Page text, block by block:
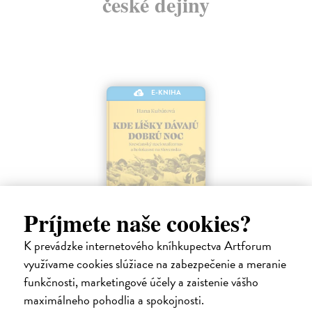
Príjmete naše cookies?
K prevádzke internetového kníhkupectva Artforum
využívame cookies slúžiace na zabezpečenie a meranie
funkčnosti, marketingové účely a zaistenie vášho
maximálneho pohodlia a spokojnosti.
E-KNIHA
Kde líšky dávajú dobrú noc
Kubátová Hana| Elektronická kniha
V prvých rokoch svojej existencie sa slovenský štát vo svete
poznačenom vojnovým pustošením javil ako oáza mieru a hojnosti.